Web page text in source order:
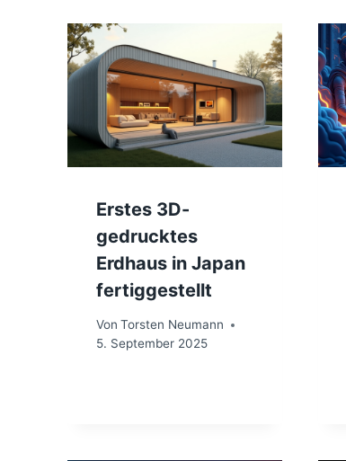
Erstes 3D-
gedrucktes
Erdhaus in Japan
fertiggestellt
Von Torsten Neumann
5. September 2025